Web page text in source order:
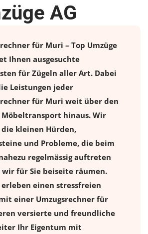
AG
für Muri – Top Umzüge
Ihnen ausgesuchte
für Zügeln aller Art. Dabei
Leistungen jeder
für Muri weit über den
Möbeltransport hinaus. Wir
kleinen Hürden,
und Probleme, die beim
regelmässig auftreten
wir für Sie beiseite räumen.
erleben einen stressfreien
einer Umzugsrechner für
versierte und freundliche
Ihr Eigentum mit